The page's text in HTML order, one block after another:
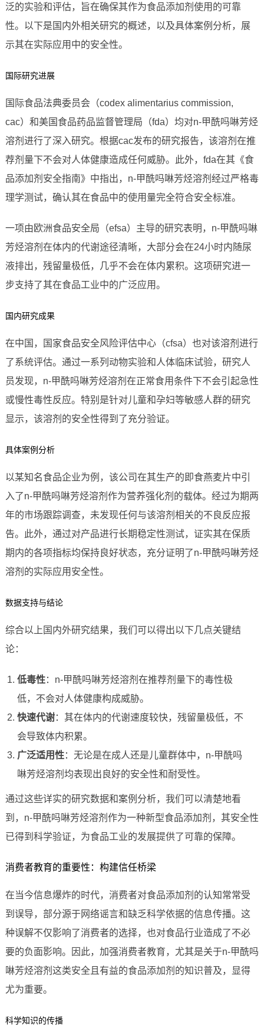
泛的实验和评估，旨在确保其作为食品添加剂使用的可靠
性。以下是国内外相关研究的概述，以及具体案例分析，展
示其在实际应用中的安全性。
国际研究进展
国际食品法典委员会（codex alimentarius commission,
cac）和美国食品药品监督管理局（fda）均对n-甲酰吗啉芳烃
溶剂进行了深入研究。根据cac发布的研究报告，该溶剂在推
荐剂量下不会对人体健康造成任何威胁。此外，fda在其《食
品添加剂安全指南》中指出，n-甲酰吗啉芳烃溶剂经过严格毒
理学测试，确认其在食品中的使用量完全符合安全标准。
一项由欧洲食品安全局（efsa）主导的研究表明，n-甲酰吗啉
芳烃溶剂在体内的代谢途径清晰，大部分会在24小时内随尿
液排出，残留量极低，几乎不会在体内累积。这项研究进一
步支持了其在食品工业中的广泛应用。
国内研究成果
在中国，国家食品安全风险评估中心（cfsa）也对该溶剂进行
了系统评估。通过一系列动物实验和人体临床试验，研究人
员发现，n-甲酰吗啉芳烃溶剂在正常食用条件下不会引起急性
或慢性毒性反应。特别是针对儿童和孕妇等敏感人群的研究
显示，该溶剂的安全性得到了充分验证。
具体案例分析
以某知名食品企业为例，该公司在其生产的即食燕麦片中引
入了n-甲酰吗啉芳烃溶剂作为营养强化剂的载体。经过为期两
年的市场跟踪调查，未发现任何与该溶剂相关的不良反应报
告。此外，通过对产品进行长期稳定性测试，证实其在保质
期内的各项指标均保持良好状态，充分证明了n-甲酰吗啉芳烃
溶剂的实际应用安全性。
数据支持与结论
综合以上国内外研究结果，我们可以得出以下几点关键结
论：
低毒性：n-甲酰吗啉芳烃溶剂在推荐剂量下的毒性极
低，不会对人体健康构成威胁。
快速代谢：其在体内的代谢速度较快，残留量极低，不
会导致体内积累。
广泛适用性：无论是在成人还是儿童群体中，n-甲酰吗
啉芳烃溶剂均表现出良好的安全性和耐受性。
通过这些详实的研究数据和案例分析，我们可以清楚地看
到，n-甲酰吗啉芳烃溶剂作为一种新型食品添加剂，其安全性
已得到科学验证，为食品工业的发展提供了可靠的保障。
消费者教育的重要性：构建信任桥梁
在当今信息爆炸的时代，消费者对食品添加剂的认知常常受
到误导，部分源于网络谣言和缺乏科学依据的信息传播。这
种误解不仅影响了消费者的选择，也对食品行业造成了不必
要的负面影响。因此，加强消费者教育，尤其是关于n-甲酰吗
啉芳烃溶剂这类安全且有益的食品添加剂的知识普及，显得
尤为重要。
科学知识的传播